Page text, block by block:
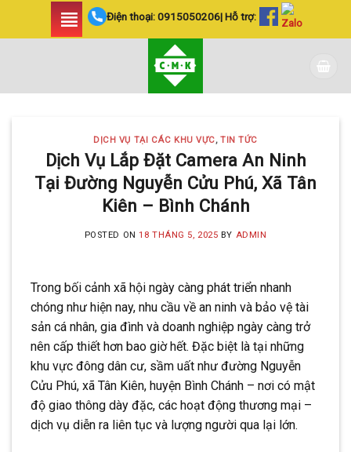
Điện thoại:0915050206| Hỗ trợ:
DỊCH VỤ TẠI CÁC KHU VỰC,TIN TỨC
Dịch Vụ Lắp Đặt Camera An Ninh
Tại Đường Nguyễn Cửu Phú, Xã Tân
Kiên – Bình Chánh
POSTED ON18 THÁNG 5, 2025 BY ADMIN
Trong bối cảnh xã hội ngày càng phát triển nhanh
chóng như hiện nay, nhu cầu về an ninh và bảo vệ tài
sản cá nhân, gia đình và doanh nghiệp ngày càng trở
nên cấp thiết hơn bao giờ hết. Đặc biệt là tại những
khu vực đông dân cư, sầm uất như đường Nguyễn
Cửu Phú, xã Tân Kiên, huyện Bình Chánh – nơi có mật
độ giao thông dày đặc, các hoạt động thương mại –
dịch vụ diễn ra liên tục và lượng người qua lại lớn.